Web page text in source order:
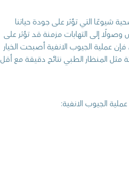
شيوعًا التي تؤثر على جودة حياتنا
إلى التهابات مزمنة قد تؤثر على
عملية الجيوب الانفية أصبحت الخيار
مثل المنظار الطبي نتائج دقيقة مع أقل
الجيوب الانفية: